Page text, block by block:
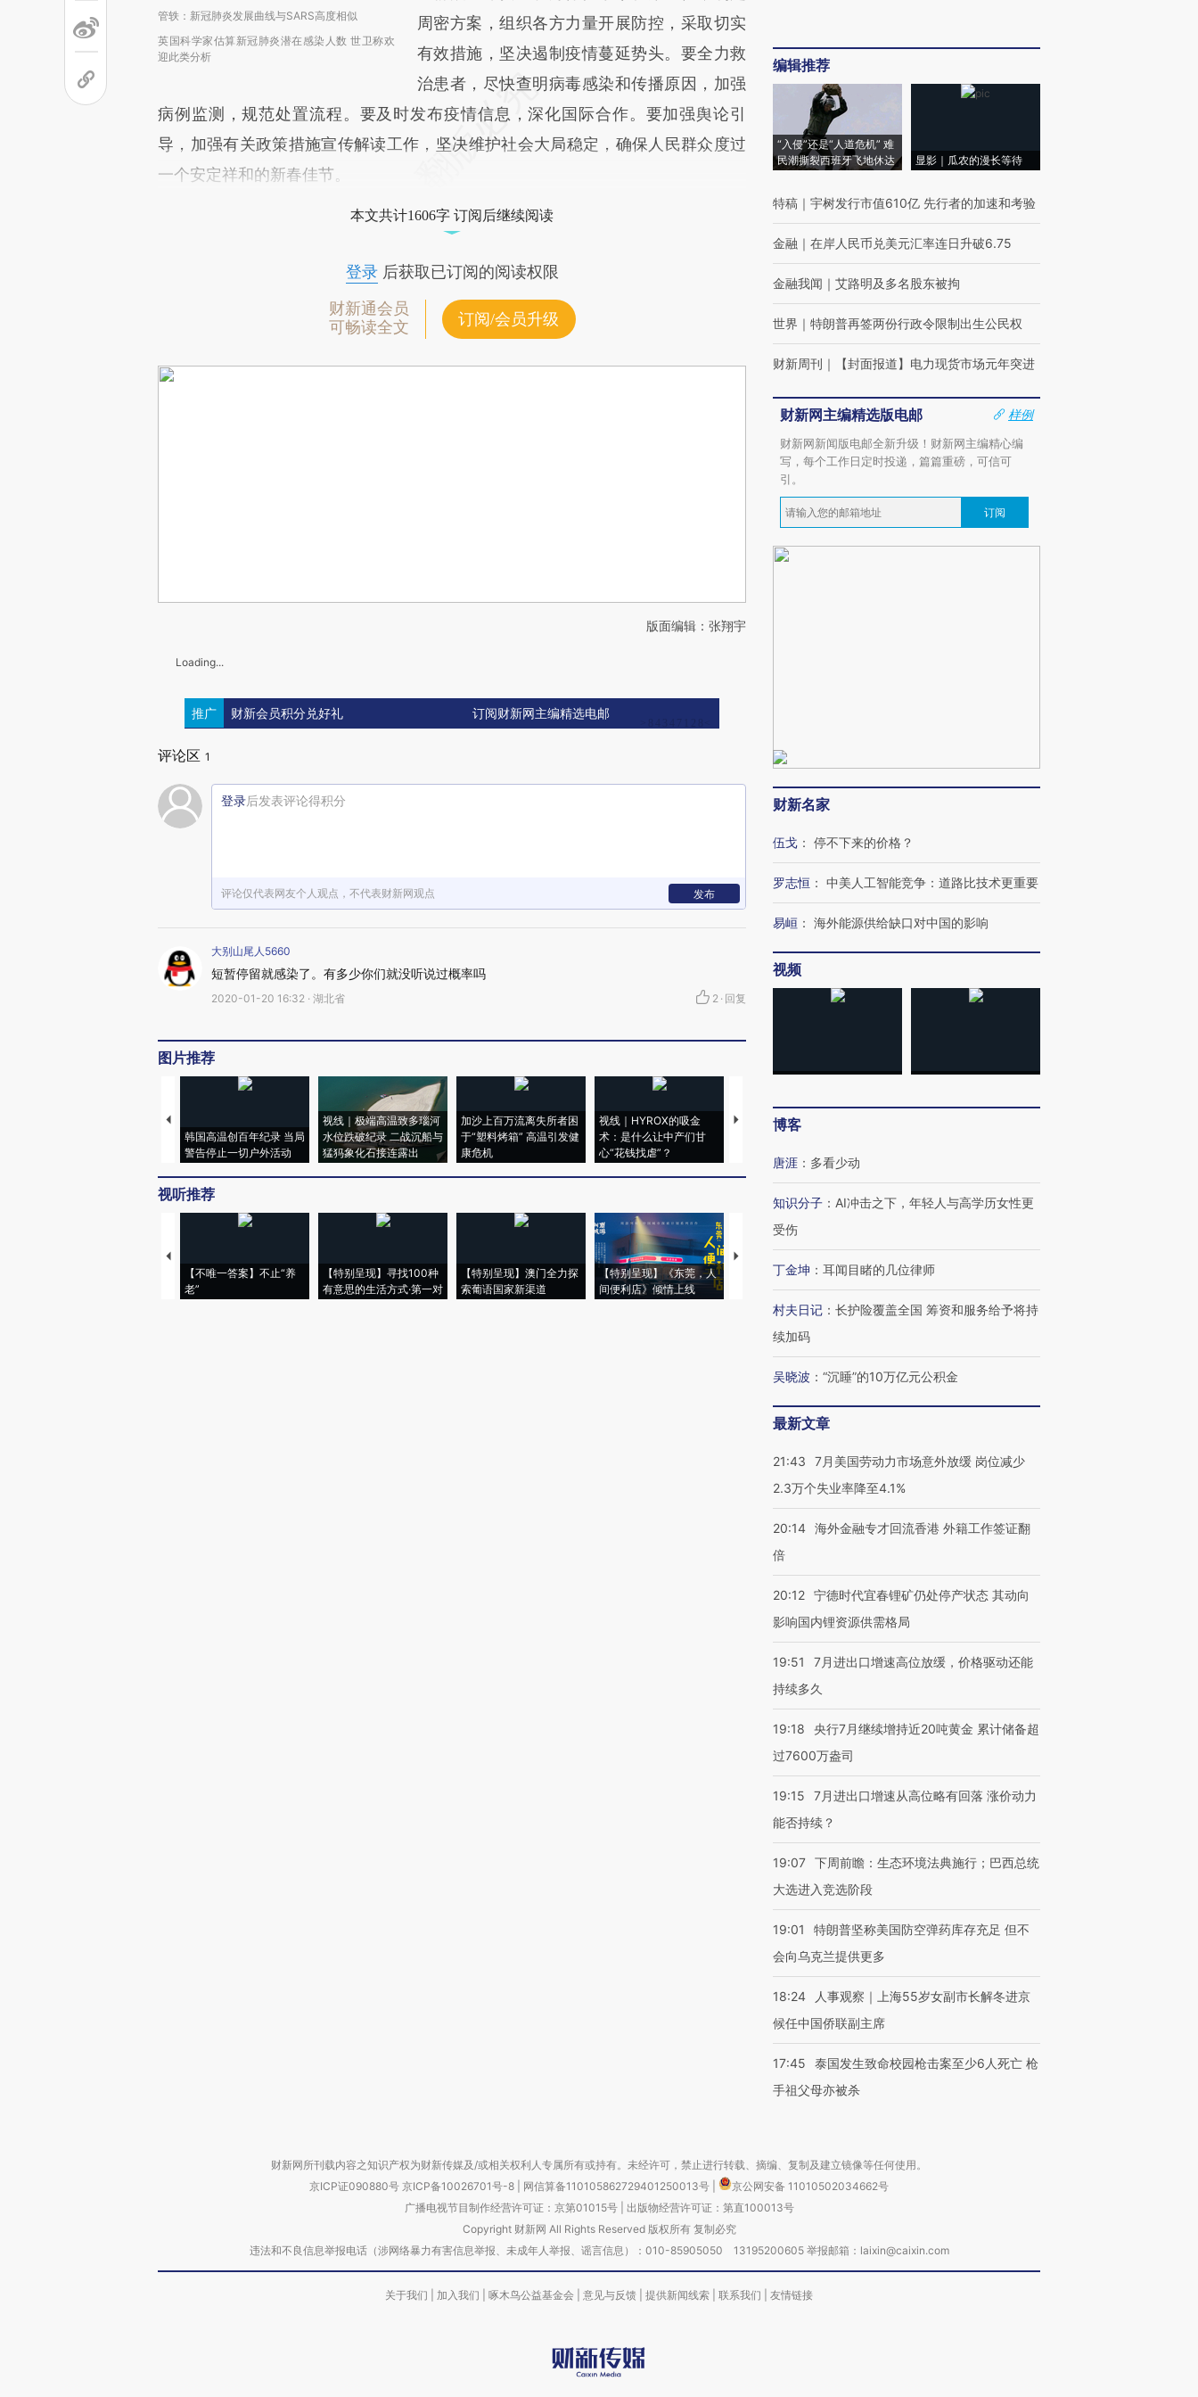
管轶：新冠肺炎发展曲线与SARS高度相似
英国科学家估算新冠肺炎潜在感染人数 世卫称欢
迎此类分析
周密方案，组织各方力量开展防控，采取切实
有效措施，坚决遏制疫情蔓延势头。要全力救
治患者，尽快查明病毒感染和传播原因，加强
病例监测，规范处置流程。要及时发布疫情信息，深化国际合作。要加强舆论引
导，加强有关政策措施宣传解读工作，坚决维护社会大局稳定，确保人民群众度过
一个安定祥和的新春佳节。
本文共计1606字 订阅后继续阅读
登录后获取已订阅的阅读权限
财新通会员
可畅读全文
订阅/会员升级
版面编辑：张翔宇
Loading...
推广 财新会员积分兑好礼 订阅财新网主编精选电邮
评论区 1
登录后发表评论得积分
评论仅代表网友个人观点，不代表财新网观点 发布
大别山尾人5660
短暂停留就感染了。有多少你们就没听说过概率吗
2020-01-20 16:32 · 湖北省 2 · 回复
图片推荐
韩国高温创百年纪录 当局
警告停止一切户外活动
视线｜极端高温致多瑙河
水位跌破纪录 二战沉船与
猛犸象化石接连露出
加沙上百万流离失所者困
于“塑料烤箱” 高温引发健
康危机
视线｜HYROX的吸金
术：是什么让中产们甘
心“花钱找虐”？
马航飞行员跨国走私7万
视听推荐
【不唯一答案】不止“养
老”
【特别呈现】寻找100种
有意思的生活方式·第一对
【特别呈现】澳门全力探
索葡语国家新渠道
【特别呈现】《东莞，人
间便利店》倾情上线
【推广】走进第四届链博
会，让数智科技“链”接产
【特别呈现】寻找100种
有意思的生活方式·第三对
住三大增长引擎是什么？
编辑推荐
“入侵”还是“人道危机” 难
民潮撕裂西班牙飞地休达
显影｜瓜农的漫长等待
特稿 ｜ 宇树发行市值610亿 先行者的加速和考验
金融 ｜ 在岸人民币兑美元汇率连日升破6.75
金融我闻 ｜ 艾路明及多名股东被拘
世界 ｜ 特朗普再签两份行政令限制出生公民权
财新周刊 ｜ 【封面报道】电力现货市场元年突进
财新网主编精选版电邮
样例
财新网新闻版电邮全新升级！财新网主编精心编
写，每个工作日定时投递，篇篇重磅，可信可
引。
订阅
财新名家
伍戈 ： 停不下来的价格？
罗志恒 ： 中美人工智能竞争：道路比技术更重要
易峘 ： 海外能源供给缺口对中国的影响
视频
博客
唐涯 ： 多看少动
知识分子 ： AI冲击之下，年轻人与高学历女性更
受伤
丁金坤 ： 耳闻目睹的几位律师
村夫日记 ： 长护险覆盖全国 筹资和服务给予将持
续加码
吴晓波 ： “沉睡”的10万亿元公积金
最新文章
21:43
7月美国劳动力市场意外放缓 岗位减少
2.3万个失业率降至4.1%
20:14 海外金融专才回流香港 外籍工作签证翻
倍
20:12 宁德时代宜春锂矿仍处停产状态 其动向
影响国内锂资源供需格局
19:51
7月进出口增速高位放缓，价格驱动还能
持续多久
19:18
央行7月继续增持近20吨黄金 累计储备超
过7600万盎司
19:15
7月进出口增速从高位略有回落 涨价动力
能否持续？
19:07 下周前瞻：生态环境法典施行；巴西总统
大选进入竞选阶段
19:01
特朗普坚称美国防空弹药库存充足 但不
会向乌克兰提供更多
18:24
人事观察｜上海55岁女副市长解冬进京
候任中国侨联副主席
17:45
泰国发生致命校园枪击案至少6人死亡 枪
手祖父母亦被杀
财新网所刊载内容之知识产权为财新传媒及/或相关权利人专属所有或持有。未经许可，禁止进行转载、摘编、复制及建立镜像等任何使用。
京ICP证090880号 京ICP备10026701号-8 网信算备110105862729401250013号
京公网安备 11010502034662号
广播电视节目制作经营许可证：京第01015号| 出版物经营许可证：第直100013号
Copyright 财新网 All Rights Reserved 版权所有 复制必究
违法和不良信息举报电话（涉网络暴力有害信息举报、未成年人举报、谣言信息）：010-85905050 13195200605 举报邮箱：laixin@caixin.com
关于我们 加入我们 啄木鸟公益基金会 意见与反馈 提供新闻线索 联系我们 友情链接